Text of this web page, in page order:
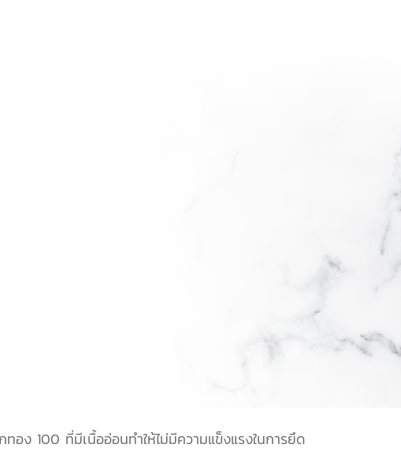
ทอง 100 ที่มีเนื้ออ่อนทำให้ไม่มีความแข็งแรงในการยึด